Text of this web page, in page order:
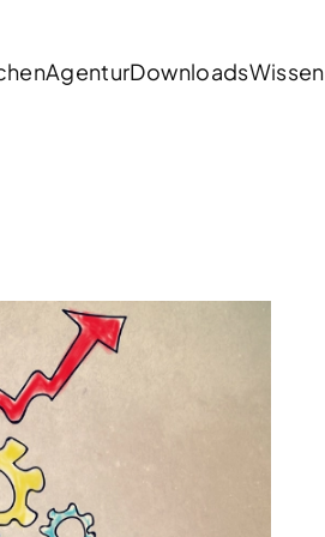
AgenturDownloadsWissen